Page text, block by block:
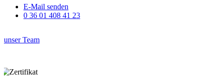
E-Mail senden
0 36 01 408 41 23
unser Team